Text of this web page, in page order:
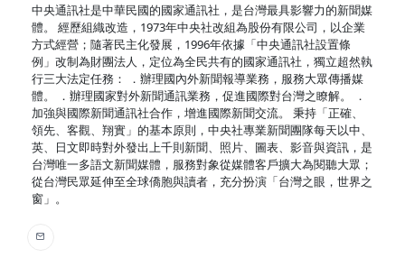
中央通訊社是中華民國的國家通訊社，是台灣最具影響力的新聞媒
體。 經歷組織改造，1973年中央社改組為股份有限公司，以企業
方式經營；隨著民主化發展，1996年依據「中央通訊社設置條
例」改制為財團法人，定位為全民共有的國家通訊社，獨立超然執
行三大法定任務： ．辦理國內外新聞報導業務，服務大眾傳播媒
體。 ．辦理國家對外新聞通訊業務，促進國際對台灣之瞭解。 ．
加強與國際新聞通訊社合作，增進國際新聞交流。 秉持「正確、
領先、客觀、翔實」的基本原則，中央社專業新聞團隊每天以中、
英、日文即時對外發出上千則新聞、照片、圖表、影音與資訊，是
台灣唯一多語文新聞媒體，服務對象從媒體客戶擴大為閱聽大眾；
從台灣民眾延伸至全球僑胞與讀者，充分扮演「台灣之眼，世界之
窗」。